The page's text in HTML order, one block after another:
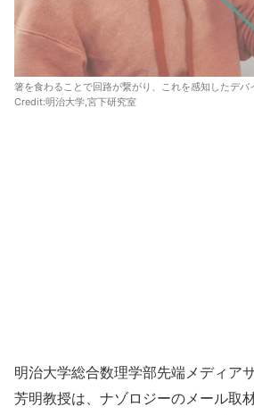
箸を食わることで回路が繋がり、これを感知したデ
Credit:明治大学,宮下研究室
明治大学総合数理学部先端メディア
芳明教授は、ナゾロジーのメール取